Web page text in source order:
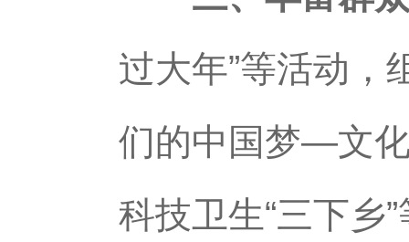
过大年”等活动，
们的中国梦—文化
科技卫生“三下乡